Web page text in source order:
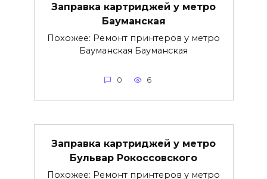
Заправка картриджей у метро
Бауманская
Похожее: Ремонт принтеров у метро
Бауманская Бауманская
0 6
Заправка картриджей у метро
Бульвар Рокоссовского
Похожее: Ремонт принтеров у метро